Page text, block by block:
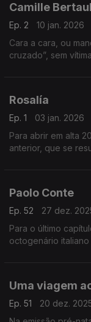
Camille
Ep. 2
10 jan. 2026
Cara a cara, ou
cruzado”, sem
Rosalía
Ep. 1
03 jan. 2026
Para abrir em alta
anterior, que se
Paolo Conte
Ep. 52
27 dez.
Para o último
octogenário
Uma viagem
Ep. 51
20 dez.